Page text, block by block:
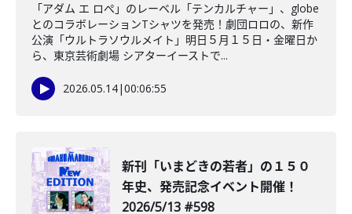
「アダム エ ロぺ」のレーベル「テンカルチャー」、globe
とのコラボレーションTシャツを発売！劇団ロロの、新作
公演「ウルトラソウルメイト」明日５月１５日・金曜日か
ら、東京芸術劇場 シアターイーストで...
2026.05.14|00:06:55
新刊「いまどきの若者」の１５０
年史、発売記念イベント開催！
2026/5/13 #598